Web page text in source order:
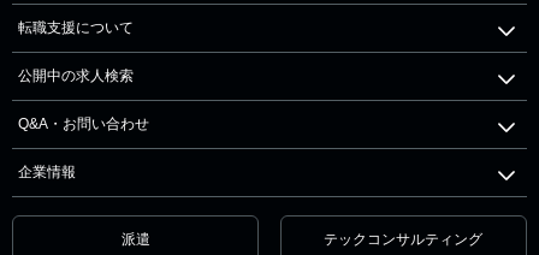
転職支援について
公開中の求人検索
Q&A・お問い合わせ
企業情報
派遣 テックコンサルティング